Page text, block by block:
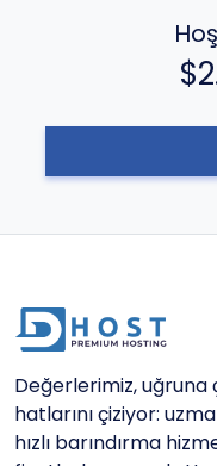
Değerlerimiz, uğruna
hatlarını çiziyor:
hızlı barındırma